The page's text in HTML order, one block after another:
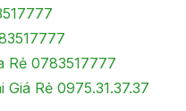
Rẻ 0783517777
Rẻ 0975.31.37.37